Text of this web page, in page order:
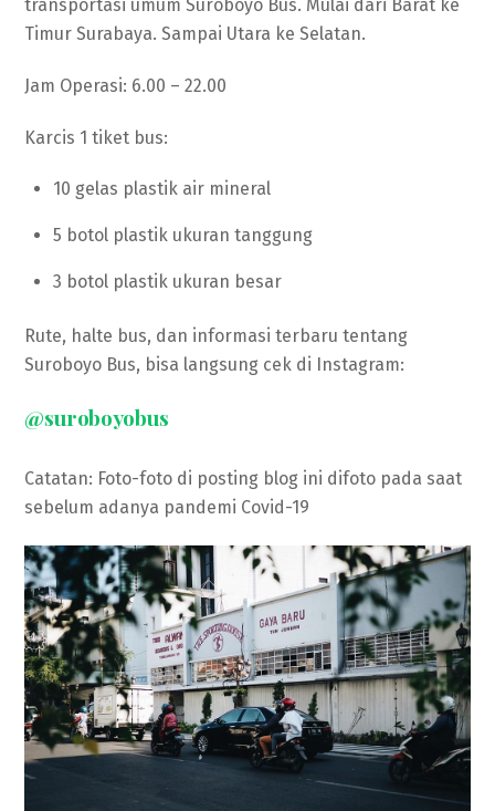
transportasi umum Suroboyo Bus. Mulai dari Barat ke
Timur Surabaya. Sampai Utara ke Selatan.
Jam Operasi: 6.00 – 22.00
Karcis 1 tiket bus:
10 gelas plastik air mineral
5 botol plastik ukuran tanggung
3 botol plastik ukuran besar
Rute, halte bus, dan informasi terbaru tentang
Suroboyo Bus, bisa langsung cek di Instagram:
@suroboyobus
Catatan: Foto-foto di posting blog ini difoto pada saat
sebelum adanya pandemi Covid-19